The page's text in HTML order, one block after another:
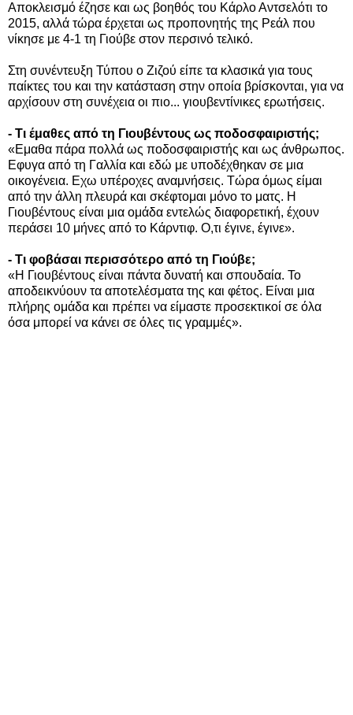
Αποκλεισμό έζησε και ως βοηθός του Κάρλο Αντσελότι το
2015, αλλά τώρα έρχεται ως προπονητής της Ρεάλ που
νίκησε με 4-1 τη Γιούβε στον περσινό τελικό.
Στη συνέντευξη Τύπου ο Ζιζού είπε τα κλασικά για τους
παίκτες του και την κατάσταση στην οποία βρίσκονται, για να
αρχίσουν στη συνέχεια οι πιο... γιουβεντίνικες ερωτήσεις.
- Τι έμαθες από τη Γιουβέντους ως ποδοσφαιριστής;
«Εμαθα πάρα πολλά ως ποδοσφαιριστής και ως άνθρωπος.
Εφυγα από τη Γαλλία και εδώ με υποδέχθηκαν σε μια
οικογένεια. Εχω υπέροχες αναμνήσεις. Τώρα όμως είμαι
από την άλλη πλευρά και σκέφτομαι μόνο το ματς. Η
Γιουβέντους είναι μια ομάδα εντελώς διαφορετική, έχουν
περάσει 10 μήνες από το Κάρντιφ. Ο,τι έγινε, έγινε».
- Τι φοβάσαι περισσότερο από τη Γιούβε;
«Η Γιουβέντους είναι πάντα δυνατή και σπουδαία. Το
αποδεικνύουν τα αποτελέσματα της και φέτος. Είναι μια
πλήρης ομάδα και πρέπει να είμαστε προσεκτικοί σε όλα
όσα μπορεί να κάνει σε όλες τις γραμμές».